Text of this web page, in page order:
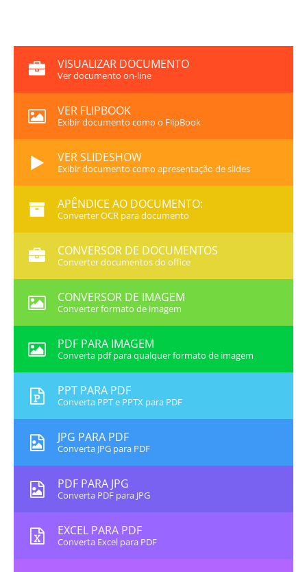
VISUALIZAR DOCUMENTO
Ver documento on-line
VER FLIPBOOK
Exibir documento como o FlipBook
VER SLIDESHOW
Exibir documento como apresentação de slides
APÊNDICE AO DOCUMENTO:
Converter OCR para documento
CONVERSOR DE DOCUMENTOS
Converter documentos do office
CONVERSOR DE IMAGEM
Converter formato de imagem
PDF PARA IMAGEM
Converta pdf para qualquer formato de imagem
PPT PARA PDF
Converta PPT e PPTX para PDF
JPG PARA PDF
Converta JPG para PDF
PDF PARA JPG
Converta PDF para JPG
EXCEL PARA PDF
Converta Excel para PDF